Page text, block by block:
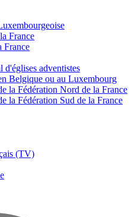
France
France
d'églises adventistes
Belgique ou au Luxembourg
la Fédération Nord de la France
la Fédération Sud de la France
(TV)